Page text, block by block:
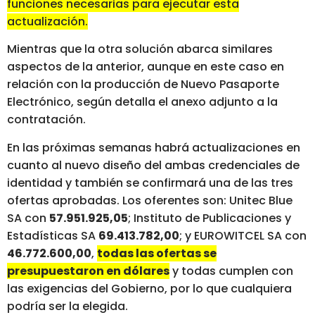
funciones necesarias para ejecutar esta
actualización.
Mientras que la otra solución abarca similares
aspectos de la anterior, aunque en este caso en
relación con la producción de Nuevo Pasaporte
Electrónico, según detalla el anexo adjunto a la
contratación.
En las próximas semanas habrá actualizaciones en
cuanto al nuevo diseño del ambas credenciales de
identidad y también se confirmará una de las tres
ofertas aprobadas. Los oferentes son: Unitec Blue
SA con 57.951.925,05; Instituto de Publicaciones y
Estadísticas SA 69.413.782,00; y EUROWITCEL SA con
46.772.600,00, todas las ofertas se
presupuestaron en dólaresy todas cumplen con
las exigencias del Gobierno, por lo que cualquiera
podría ser la elegida.